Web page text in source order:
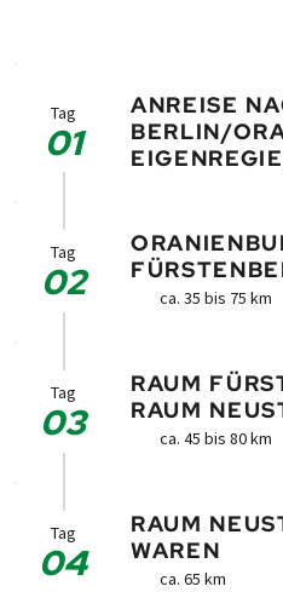
Tag
01
ANREISE
BERLIN/
Tag
02 ca. 35 bis 75 km
Havel-
Museums­park
nah
Tag
03
RAUM
RAUM
ca. 45 bis 80 km
Fontane
nach Neu­strelitz
Tag
04
RAUM
WAREN
ca. 65 km